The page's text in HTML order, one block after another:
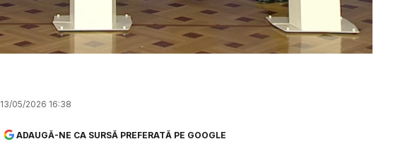
13/05/2026 16:38
ADAUGĂ-NE CA SURSĂ PREFERATĂ PE GOOGLE